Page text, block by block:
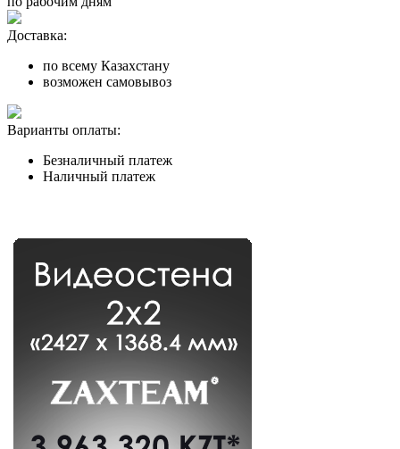
Доставка:
по всему Казахстану
возможен самовывоз
Варианты оплаты:
Безналичный платеж
Наличный платеж